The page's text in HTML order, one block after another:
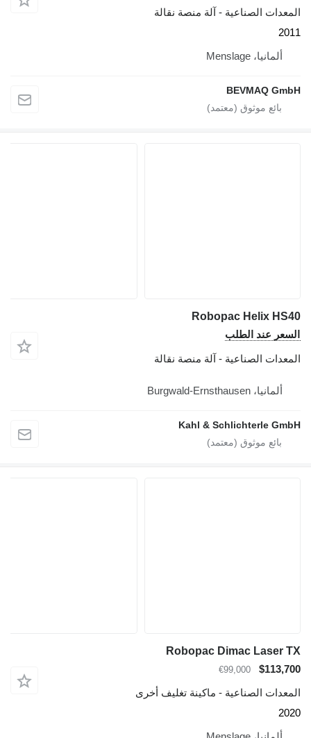
المعدات الصناعية - آلة منصة نقالة
2011
ألمانيا، Menslage
BEVMAQ GmbH
Robopac Helix HS40
السعر عند الطلب
المعدات الصناعية - آلة منصة نقالة
ألمانيا، Burgwald-Ernsthausen
Kahl & Schlichterle GmbH
Robopac Dimac Laser TX
$113,700
€99,000
المعدات الصناعية - ماكينة تغليف أخرى
2020